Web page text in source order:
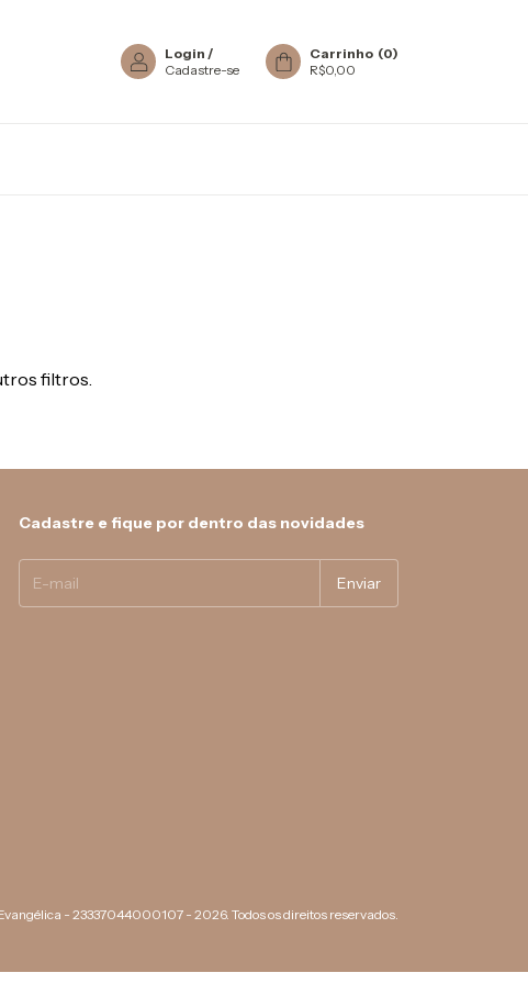
Login /
Cadastre-se
Carrinho (0)
R$0,00
filtros.
Cadastre e fique por dentro das novidades
- 23337044000107 - 2026. Todos os direitos reservados.